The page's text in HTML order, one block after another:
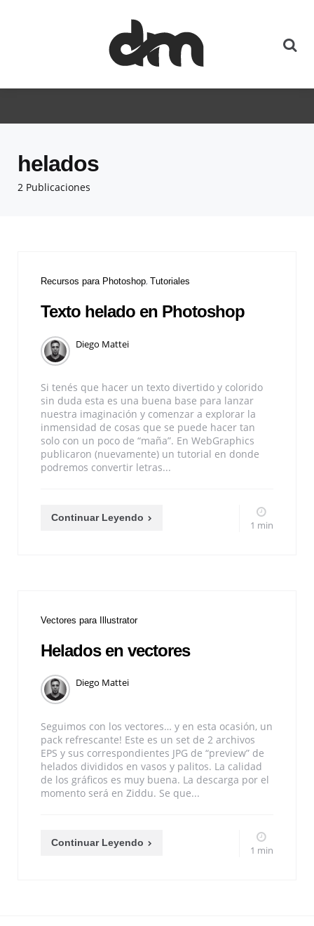
2 Publicaciones
helados
Recursos para Photoshop Tutoriales
Texto helado en Photoshop
Diego Mattei
Si tenés que hacer un texto divertido y colorido
sin duda esta es una buena base para lanzar
nuestra imaginación y comenzar a explorar la
inmensidad de cosas que se puede hacer tan
solo con un poco de “maña”. En WebGraphics
publicaron (nuevamente) un tutorial en donde
podremos convertir letras...
Continuar Leyendo
1 min
Vectores para Illustrator
Helados en vectores
Diego Mattei
Seguimos con los vectores… y en esta ocasión, un
pack refrescante! Este es un set de 2 archivos
EPS y sus correspondientes JPG de “preview” de
helados divididos en vasos y palitos. La calidad
de los gráficos es muy buena. La descarga por el
momento será en Ziddu. Se que...
Continuar Leyendo
1 min